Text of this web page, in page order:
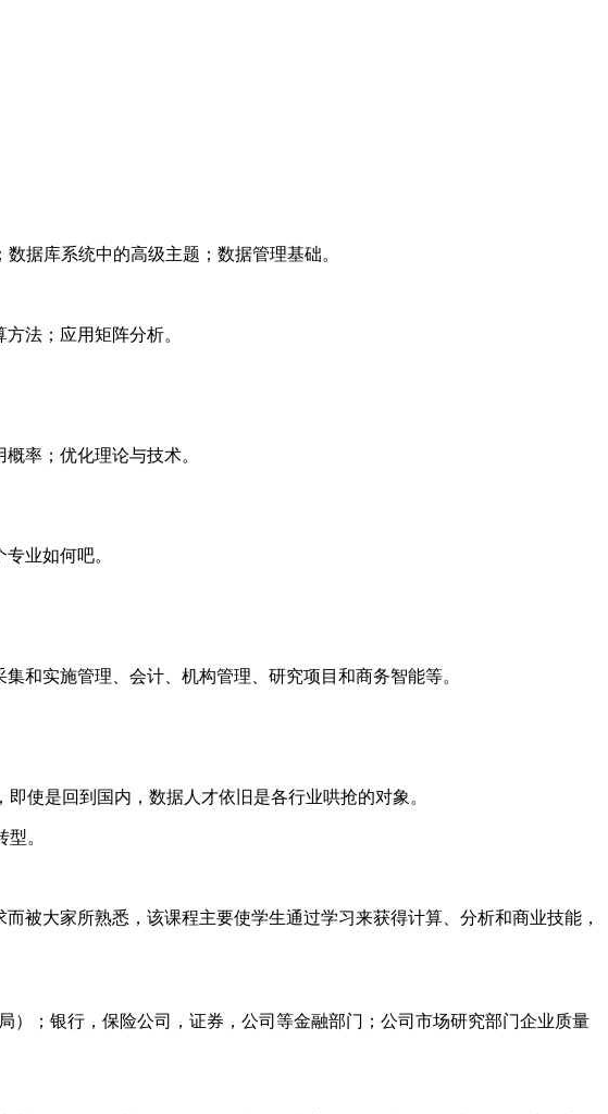
据库系统中的高级主题；数据管理基础。
法；应用矩阵分析。
率；优化理论与技术。
业如何吧。
和实施管理、会计、机构管理、研究项目和商务智能等。
使是回到国内，数据人才依旧是各行业哄抢的对象。
。
被大家所熟悉，该课程主要使学生通过学习来获得计算、分析和商业技能，
）；银行，保险公司，证券，公司等金融部门；公司市场研究部门企业质量